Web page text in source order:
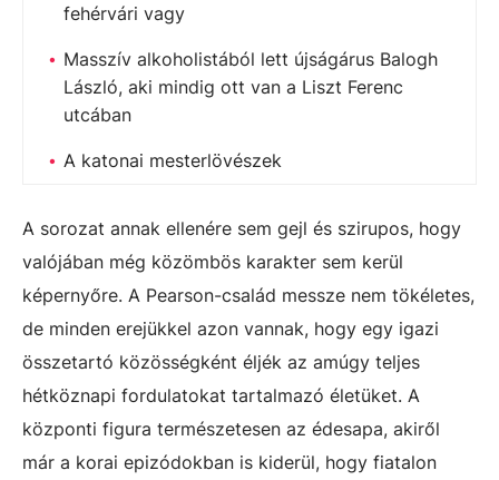
fehérvári vagy
Masszív alkoholistából lett újságárus Balogh
László, aki mindig ott van a Liszt Ferenc
utcában
A katonai mesterlövészek
A sorozat annak ellenére sem gejl és szirupos, hogy
valójában még közömbös karakter sem kerül
képernyőre. A Pearson-család messze nem tökéletes,
de minden erejükkel azon vannak, hogy egy igazi
összetartó közösségként éljék az amúgy teljes
hétköznapi fordulatokat tartalmazó életüket. A
központi figura természetesen az édesapa, akiről
már a korai epizódokban is kiderül, hogy fiatalon